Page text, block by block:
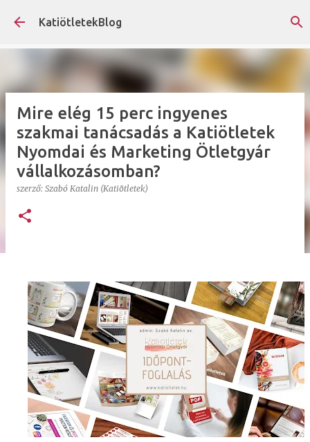
Ugrás a fő tartalomra
KatiötletekBlog
Mire elég 15 perc ingyenes
szakmai tanácsadás a Katiötletek
Nyomdai és Marketing Ötletgyár
vállalkozásomban?
szerző: Szabó Katalin (Katiötletek)